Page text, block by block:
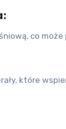
co
które